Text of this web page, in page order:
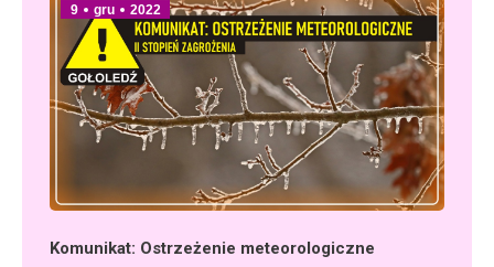
gru
9 2022
Komunikat: Ostrzeżenie meteorologiczne